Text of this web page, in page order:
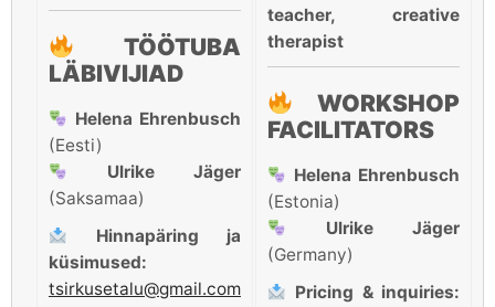
TÖÖTUBA
LÄBIVIJIAD
Helena Ehrenbusch
(Eesti)
Ulrike Jäger
(Saksamaa)
Hinnapäring ja
küsimused:
tsirkusetalu@gmail.com
teacher, creative
therapist
WORKSHOP
FACILITATORS
Helena Ehrenbusch
(Estonia)
Ulrike Jäger
(Germany)
Pricing & inquiries: